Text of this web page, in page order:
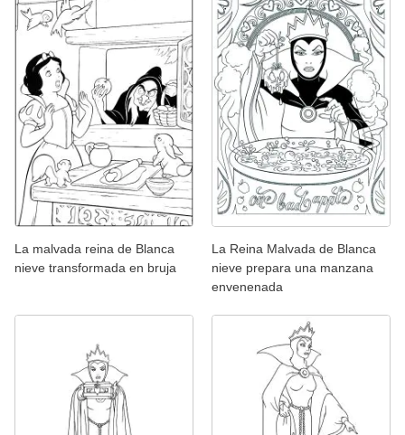
La malvada reina de Blanca
nieve transformada en bruja
La Reina Malvada de Blanca
nieve prepara una manzana
envenenada